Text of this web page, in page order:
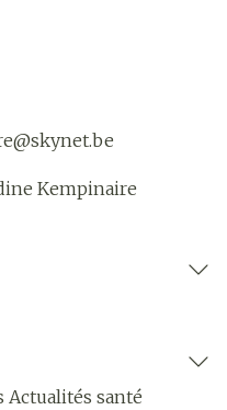
skynet.be
Kempinaire
Actualités santé